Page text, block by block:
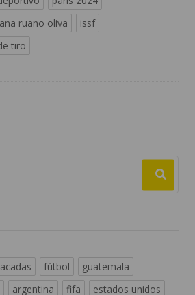
ruano oliva
issf
tiro
fútbol
guatemala
argentina fifa
estados unidos